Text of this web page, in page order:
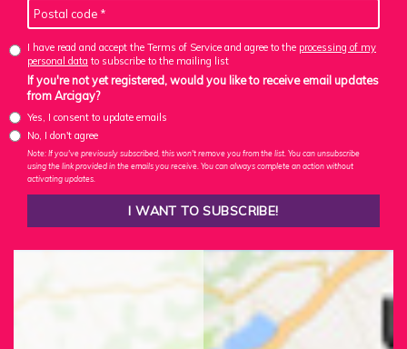
I have read and accept the Terms of Service and agree to the processing of my
personal data to subscribe to the mailing list
If you're not yet registered, would you like to receive email updates
from Arcigay?
Yes, I consent to update emails
No, I don't agree
Note: If you've previously subscribed, this won't remove you from the list. You can unsubscribe
using the link provided in the emails you receive. You can always complete an action without
activating updates.